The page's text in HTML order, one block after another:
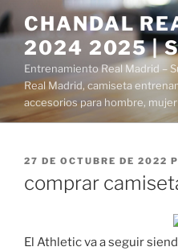
Saltar
al
contenido
CHANDAL
2024 2025 |
Entrenamiento Real Madrid –
Real Madrid, camiseta
accesorios para hombre,
PUBLICADO
27 DE OCTUBRE DE 2022
comprar
El Athletic va a seguir